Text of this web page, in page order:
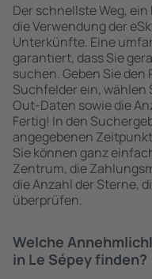
Der schnellste Weg,
die Verwendung der
Unterkünfte. Eine
garantiert, dass Sie
suchen. Geben Sie
Suchfelder ein, wählen
Out-Daten sowie die
Fertig! In den
angegebenen
Sie können ganz
Zentrum, die
die Anzahl der Sterne,
überprüfen.
Welche
in Le Sépey finden?